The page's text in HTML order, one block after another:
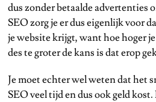
dus zonder betaalde advertenties
SEO zorg je er dus eigenlijk voor
je website krijgt, want hoe hoger
des te groter de kans is dat erop
Je moet echter wel weten dat het
SEO veel tijd en dus ook geld